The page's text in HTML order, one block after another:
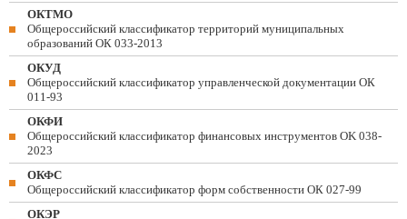
ОКТМО
Общероссийский классификатор территорий муниципальных
образований ОК 033-2013
ОКУД
Общероссийский классификатор управленческой документации ОК
011-93
ОКФИ
Общероссийский классификатор финансовых инструментов OK 038-
2023
ОКФС
Общероссийский классификатор форм собственности ОК 027-99
ОКЭР